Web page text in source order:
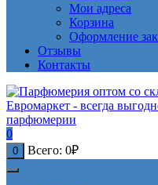
Мои адреса
Корзина
Оформление
Отзывы
Контакты
0
0 Всего: 0₽